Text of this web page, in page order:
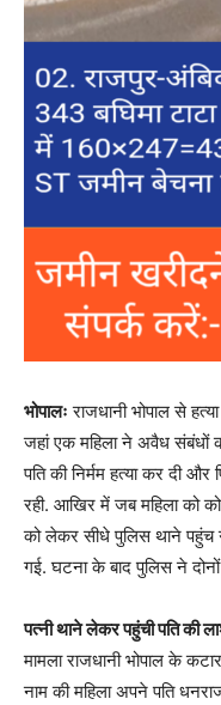
भोपालः राजधानी भोपाल से
जहां एक महिला ने अवैध
पति की निर्मम हत्या कर दी
रही. आखिर में जब महिला को
को लेकर सीधे पुलिस थाने पहुंच
गई. घटना के बाद पुलिस ने
पत्नी थाने लेकर पहुंची पति की
मामला राजधानी भोपाल के
नाम की महिला अपने पति